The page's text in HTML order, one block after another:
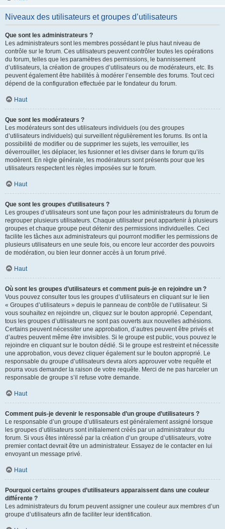
Niveaux des utilisateurs et groupes d’utilisateurs
Que sont les administrateurs ?
Les administrateurs sont les membres possédant le plus haut niveau de
contrôle sur le forum. Ces utilisateurs peuvent contrôler toutes les opérations
du forum, telles que les paramètres des permissions, le bannissement
d’utilisateurs, la création de groupes d’utilisateurs ou de modérateurs, etc. Ils
peuvent également être habilités à modérer l’ensemble des forums. Tout ceci
dépend de la configuration effectuée par le fondateur du forum.
Haut
Que sont les modérateurs ?
Les modérateurs sont des utilisateurs individuels (ou des groupes
d’utilisateurs individuels) qui surveillent régulièrement les forums. Ils ont la
possibilité de modifier ou de supprimer les sujets, les verrouiller, les
déverrouiller, les déplacer, les fusionner et les diviser dans le forum qu’ils
modèrent. En règle générale, les modérateurs sont présents pour que les
utilisateurs respectent les règles imposées sur le forum.
Haut
Que sont les groupes d’utilisateurs ?
Les groupes d’utilisateurs sont une façon pour les administrateurs du forum de
regrouper plusieurs utilisateurs. Chaque utilisateur peut appartenir à plusieurs
groupes et chaque groupe peut détenir des permissions individuelles. Ceci
facilite les tâches aux administrateurs qui pourront modifier les permissions de
plusieurs utilisateurs en une seule fois, ou encore leur accorder des pouvoirs
de modération, ou bien leur donner accès à un forum privé.
Haut
Où sont les groupes d’utilisateurs et comment puis-je en rejoindre un ?
Vous pouvez consulter tous les groupes d’utilisateurs en cliquant sur le lien
« Groupes d’utilisateurs » depuis le panneau de contrôle de l’utilisateur. Si
vous souhaitez en rejoindre un, cliquez sur le bouton approprié. Cependant,
tous les groupes d’utilisateurs ne sont pas ouverts aux nouvelles adhésions.
Certains peuvent nécessiter une approbation, d’autres peuvent être privés et
d’autres peuvent même être invisibles. Si le groupe est public, vous pouvez le
rejoindre en cliquant sur le bouton dédié. Si le groupe est restreint et nécessite
une approbation, vous devez cliquer également sur le bouton approprié. Le
responsable du groupe d’utilisateurs devra alors approuver votre requête et
pourra vous demander la raison de votre requête. Merci de ne pas harceler un
responsable de groupe s’il refuse votre demande.
Haut
Comment puis-je devenir le responsable d’un groupe d’utilisateurs ?
Le responsable d’un groupe d’utilisateurs est généralement assigné lorsque
les groupes d’utilisateurs sont initialement créés par un administrateur du
forum. Si vous êtes intéressé par la création d’un groupe d’utilisateurs, votre
premier contact devrait être un administrateur. Essayez de le contacter en lui
envoyant un message privé.
Haut
Pourquoi certains groupes d’utilisateurs apparaissent dans une couleur
différente ?
Les administrateurs du forum peuvent assigner une couleur aux membres d’un
groupe d’utilisateurs afin de faciliter leur identification.